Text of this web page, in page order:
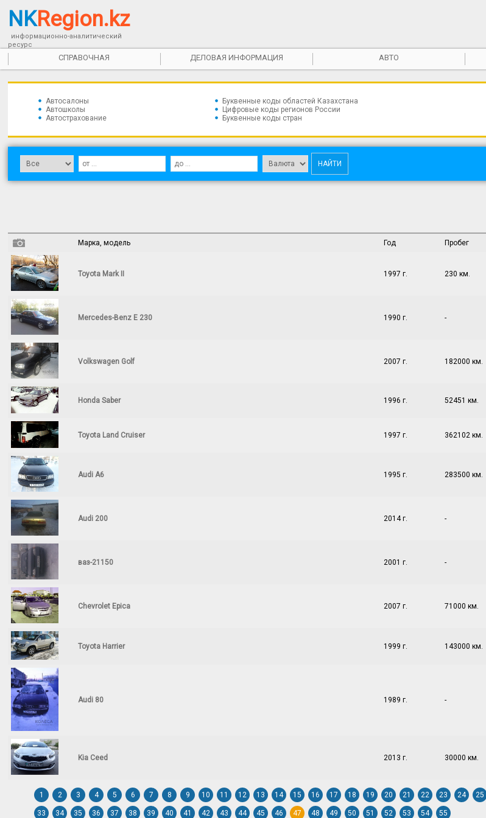
NKRegion.kz
информационно-аналитический
ресурс
СПРАВОЧНАЯ ДЕЛОВАЯ ИНФОРМАЦИЯ АВТО
Автосалоны
Автошколы
Автострахование
Буквенные коды областей Казахстана
Цифровые коды регионов России
Буквенные коды стран
Марка, модель Год Пробег
Toyota Mark II 1997 г. 230 км.
Mercedes-Benz E 230 1990 г. -
Volkswagen Golf 2007 г. 182000 км.
Honda Saber 1996 г. 52451 км.
Toyota Land Cruiser 1997 г. 362102 км.
Audi A6 1995 г. 283500 км.
Audi 200 2014 г. -
ваз-21150 2001 г. -
Chevrolet Epica 2007 г. 71000 км.
Toyota Harrier 1999 г. 143000 км.
Audi 80 1989 г. -
Kia Ceed 2013 г. 30000 км.
1 2 3 4 5 6 7 8 9 10 11 12 13 14 15 16 17 18 19 20 21 22 23 24 25
33 34 35 36 37 38 39 40 41 42 43 44 45 46 47 48 49 50 51 52 53 54 55